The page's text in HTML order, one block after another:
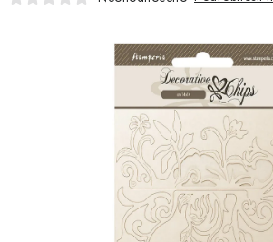
MOJE OBJEDNÁVKA
Kontakty Moje objednávka